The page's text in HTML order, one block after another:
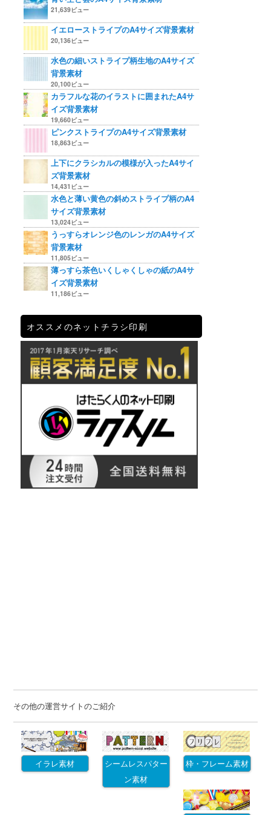
21,639ビュー
イエローストライプのA4サイズ背景素材
20,136ビュー
水色の細いストライプ柄生地のA4サイズ
背景素材
20,100ビュー
カラフルな花のイラストに囲まれたA4サ
イズ背景素材
19,660ビュー
ピンクストライプのA4サイズ背景素材
18,863ビュー
上下にクラシカルの模様が入ったA4サイ
ズ背景素材
14,431ビュー
水色と薄い黄色の斜めストライプ柄のA4
サイズ背景素材
13,024ビュー
うっすらオレンジ色のレンガのA4サイズ
背景素材
11,805ビュー
薄っすら茶色いくしゃくしゃの紙のA4サ
イズ背景素材
11,186ビュー
オススメのネットチラシ印刷
その他の運営サイトのご紹介
イラレ素材
シームレスパター
ン素材
枠・フレーム素材